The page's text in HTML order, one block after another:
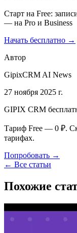
Старт на Free:
— на Pro и Business
Начать бесплатно →
Автор
GipixCRM AI News
27 ноября 2025 г.
GIPIX CRM
Тариф Free — 0 ₽.
тарифах.
Попробовать →
← Все статьи
Похожие